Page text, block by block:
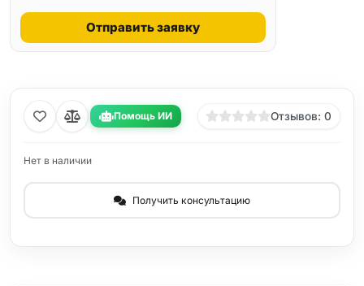
Отправить заявку
Помощь ИИ Отзывов: 0
Нет в наличии
Получить консультацию